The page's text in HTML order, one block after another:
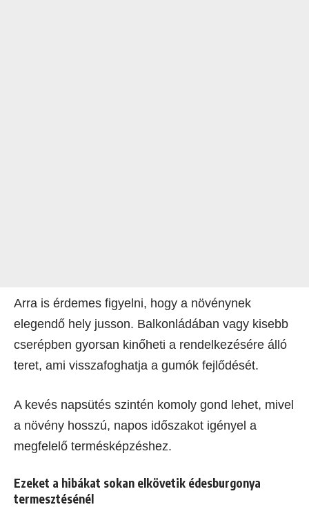
Arra is érdemes figyelni, hogy a növénynek
elegendő hely jusson. Balkonládában vagy kisebb
cserépben gyorsan kinőheti a rendelkezésére álló
teret, ami visszafoghatja a gumók fejlődését.
A kevés napsütés szintén komoly gond lehet, mivel
a növény hosszú, napos időszakot igényel a
megfelelő termésképzéshez.
Ezeket a hibákat sokan elkövetik édesburgonya
termesztésénél